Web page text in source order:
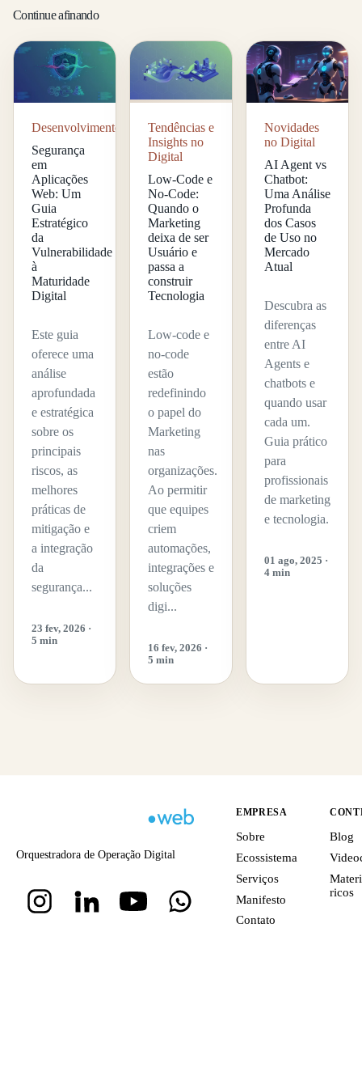
Continue afinando
Desenvolvimento
Segurança
em
Aplicações
Web: Um
Guia
Estratégico
da
Vulnerabilidade
à
Maturidade
Digital
Este guia
oferece uma
análise
aprofundada
e estratégica
sobre os
principais
riscos, as
melhores
práticas de
mitigação e
a integração
da
segurança...
23 fev, 2026 ·
5 min
Tendências e
Insights no
Digital
Low-Code e
No-Code:
Quando o
Marketing
deixa de ser
Usuário e
passa a
construir
Tecnologia
Low-code e
no-code
estão
redefinindo
o papel do
Marketing
nas
organizações.
Ao permitir
que equipes
criem
automações,
integrações e
soluções
digi...
16 fev, 2026 ·
5 min
Novidades
no Digital
AI Agent vs
Chatbot:
Uma Análise
Profunda
dos Casos
de Uso no
Mercado
Atual
Descubra as
diferenças
entre AI
Agents e
chatbots e
quando usar
cada um.
Guia prático
para
profissionais
de marketing
e tecnologia.
01 ago, 2025 ·
4 min
Orquestradora de Operação Digital
EMPRESA
Sobre
Ecossistema
Serviços
Manifesto
Contato
Blog
ricos